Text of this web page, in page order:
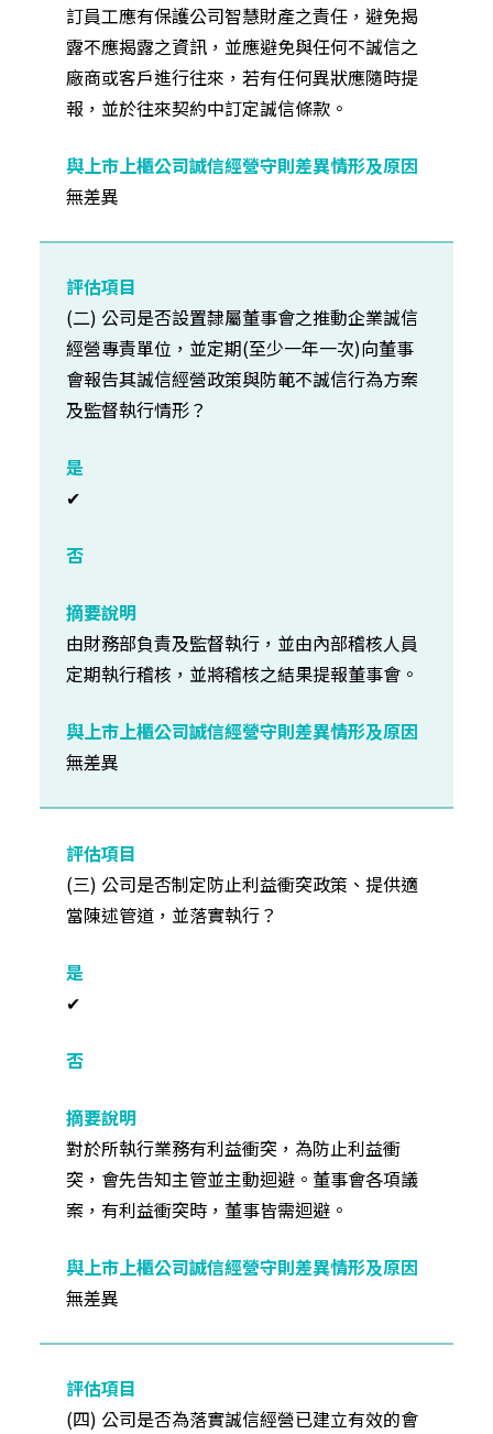
訂員工應有保護公司智慧財產之責任，避免揭
露不應揭露之資訊，並應避免與任何不誠信之
廠商或客戶進行往來，若有任何異狀應隨時提
報，並於往來契約中訂定誠信條款。
無差異
(二) 公司是否設置隸屬董事會之推動企業誠信
經營專責單位，並定期(至少一年一次)向董事
會報告其誠信經營政策與防範不誠信行為方案
及監督執行情形？
✔
由財務部負責及監督執行，並由內部稽核人員
定期執行稽核，並將稽核之結果提報董事會。
無差異
(三) 公司是否制定防止利益衝突政策、提供適
當陳述管道，並落實執行？
✔
對於所執行業務有利益衝突，為防止利益衝
突，會先告知主管並主動迴避。董事會各項議
案，有利益衝突時，董事皆需迴避。
無差異
(四) 公司是否為落實誠信經營已建立有效的會